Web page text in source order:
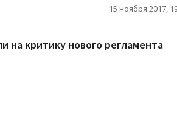
15 ноября 2017,
критику нового регламента